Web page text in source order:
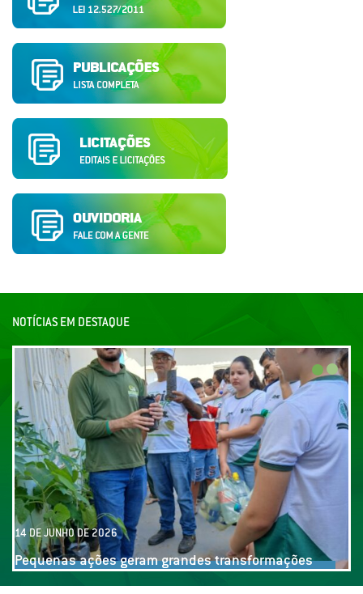
NOTÍCIAS EM DESTAQUE
14 DE JUNHO DE 2026
Oficina produção de plantas, com alunos da rede
municipal de Jucás!